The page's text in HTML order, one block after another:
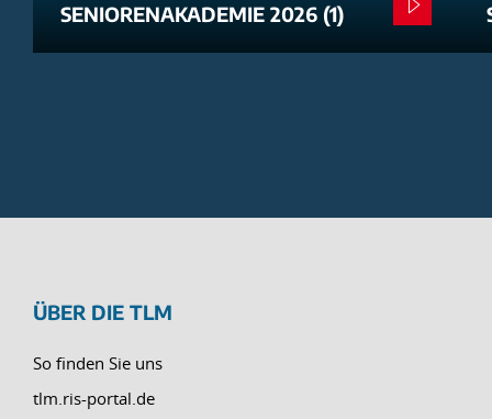
SENIORENAKADEMIE 2026 (1)
ÜBER DIE TLM
So finden Sie uns
tlm.ris-portal.de